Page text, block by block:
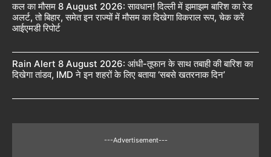
कल का मौसम 8 August 2026: सावधान! दिल्ली में झमाझम बारिश का रेड
अलर्ट, तो बिहार, समेत इन राज्यों में मौसम का दिखेगा विकराल रूप, चेक करें
आईएमडी रिपोर्ट
Rain Alert 8 August 2026: आंधी-तूफान के साथ तबाही की बारिश का
दिखेगा तांडव, IMD ने इन शहरों के लिए बताया ‘सबसे खतरनाक दिन’
---Advertisement---